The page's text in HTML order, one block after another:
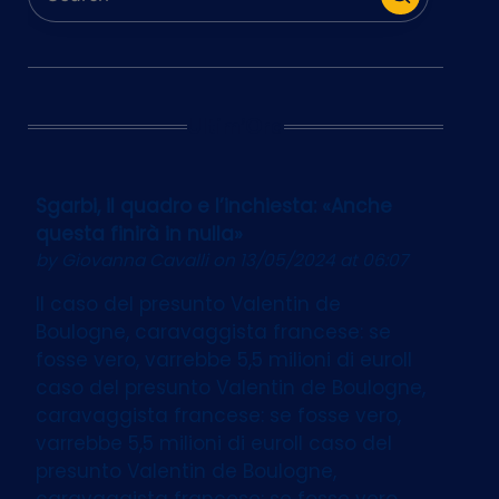
Ultim’Ora
Sgarbi, il quadro e l’inchiesta: «Anche
questa finirà in nulla»
by Giovanna Cavallion 13/05/2024 at 06:07
Il caso del presunto Valentin de
Boulogne, caravaggista francese: se
fosse vero, varrebbe 5,5 milioni di euroIl
caso del presunto Valentin de Boulogne,
caravaggista francese: se fosse vero,
varrebbe 5,5 milioni di euroIl caso del
presunto Valentin de Boulogne,